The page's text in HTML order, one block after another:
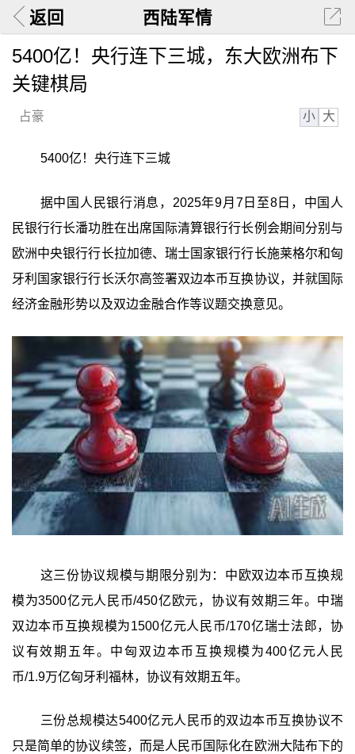
返回 西陆军情
5400亿！央行连下三城，东大欧洲布下
关键棋局
占豪 小 大
5400亿！央行连下三城
据中国人民银行消息，2025年9月7日至8日，中国人
民银行行长潘功胜在出席国际清算银行行长例会期间分别与
欧洲中央银行行长拉加德、瑞士国家银行行长施莱格尔和匈
牙利国家银行行长沃尔高签署双边本币互换协议，并就国际
经济金融形势以及双边金融合作等议题交换意见。
这三份协议规模与期限分别为：中欧双边本币互换规
模为3500亿元人民币/450亿欧元，协议有效期三年。中瑞
双边本币互换规模为1500亿元人民币/170亿瑞士法郎，协
议有效期五年。中匈双边本币互换规模为400亿元人民
币/1.9万亿匈牙利福林，协议有效期五年。
三份总规模达5400亿元人民币的双边本币互换协议不
只是简单的协议续签，而是人民币国际化在欧洲大陆布下的